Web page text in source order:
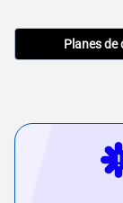
Planes de